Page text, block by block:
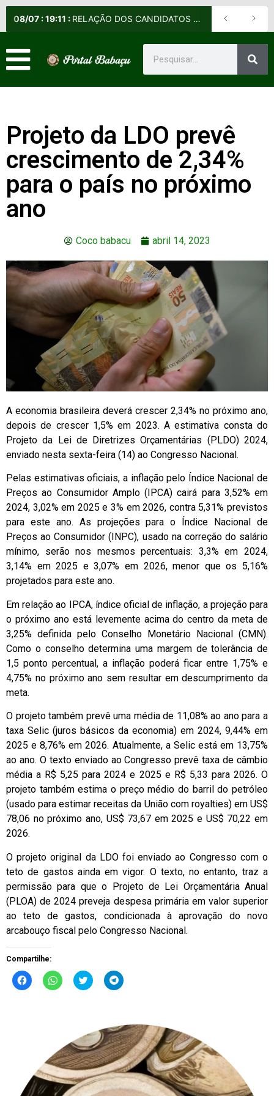
08/07 :19:11 : RELAÇÃO DOS CANDIDATOS SELECIONADOS E NÃO SELECIONADOS PARA A FASE PRESENCIAL DOS CURSOS DE APERFEIÇOAMENTO DE PRAÇAS (CAP) E DE FORMAÇÃO DE SARGENTOS (CFS) – EDITAL Nº 09/2026-DE
Projeto da LDO prevê
crescimento de 2,34%
para o país no próximo
ano
Coco babacu abril 14, 2023
A economia brasileira deverá crescer 2,34% no próximo ano,
depois de crescer 1,5% em 2023. A estimativa consta do
Projeto da Lei de Diretrizes Orçamentárias (PLDO) 2024,
enviado nesta sexta-feira (14) ao Congresso Nacional.
Pelas estimativas oficiais, a inflação pelo Índice Nacional de
Preços ao Consumidor Amplo (IPCA) cairá para 3,52% em
2024, 3,02% em 2025 e 3% em 2026, contra 5,31% previstos
para este ano. As projeções para o Índice Nacional de
Preços ao Consumidor (INPC), usado na correção do salário
mínimo, serão nos mesmos percentuais: 3,3% em 2024,
3,14% em 2025 e 3,07% em 2026, menor que os 5,16%
projetados para este ano.
Em relação ao IPCA, índice oficial de inflação, a projeção para
o próximo ano está levemente acima do centro da meta de
3,25% definida pelo Conselho Monetário Nacional (CMN).
Como o conselho determina uma margem de tolerância de
1,5 ponto percentual, a inflação poderá ficar entre 1,75% e
4,75% no próximo ano sem resultar em descumprimento da
meta.
O projeto também prevê uma média de 11,08% ao ano para a
taxa Selic (juros básicos da economia) em 2024, 9,44% em
2025 e 8,76% em 2026. Atualmente, a Selic está em 13,75%
ao ano. O texto enviado ao Congresso prevê taxa de câmbio
média a R$ 5,25 para 2024 e 2025 e R$ 5,33 para 2026. O
projeto também estima o preço médio do barril do petróleo
(usado para estimar receitas da União com royalties) em US$
78,06 no próximo ano, US$ 73,67 em 2025 e US$ 70,22 em
2026.
O projeto original da LDO foi enviado ao Congresso com o
teto de gastos ainda em vigor. O texto, no entanto, traz a
permissão para que o Projeto de Lei Orçamentária Anual
(PLOA) de 2024 preveja despesa primária em valor superior
ao teto de gastos, condicionada à aprovação do novo
arcabouço fiscal pelo Congresso Nacional.
Compartilhe:
Clique
para
Clique
para
janela)
Clique
para
nova
janela)
Clique
para
nova
janela)